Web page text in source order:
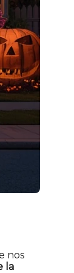
nos
la